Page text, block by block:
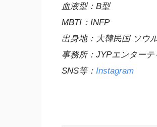
血液型：B型
MBTI：INFP
出身地：大韓民国 ソウ
事務所：JYPエンターテ
SNS等： Instagram